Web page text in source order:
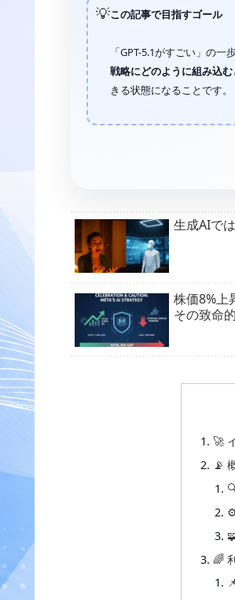
💡この記事で目指すゴール
「GPT-5.1がすごい」の一
戦略にどのように組み込
きる状態になることです。
生成AIで
株価8%上
その致命
🚀
📡
🌈